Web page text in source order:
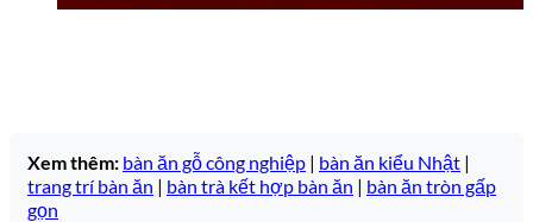
Xem thêm: bàn ăn gỗ công nghiệp | bàn ăn kiểu Nhật |
trang trí bàn ăn | bàn trà kết hợp bàn ăn | bàn ăn tròn gấp
gọn